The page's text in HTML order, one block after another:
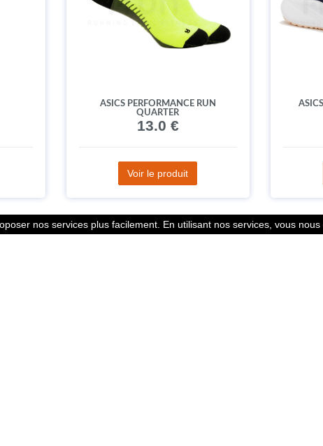
ASICS PERFORMANCE RUN
QUARTER
13.0 €
Voir le produit
nos services plus facilement. En utilisant nos services, vous